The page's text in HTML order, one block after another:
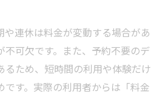
や連休は料金が変動する場合があ
不可欠です。また、予約不要のデ
るため、短時間の利用や体験だけ
です。実際の利用者からは「料金